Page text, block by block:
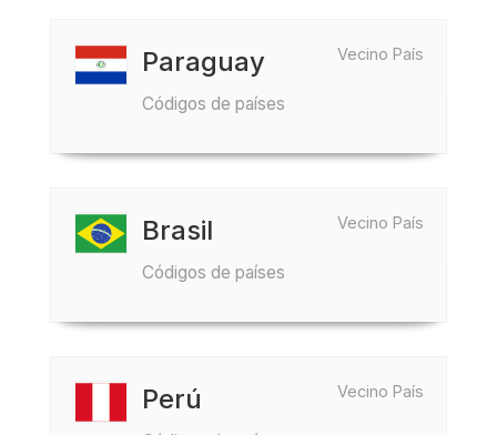
Vecino País
Paraguay
Códigos de países
Vecino País
Brasil
Códigos de países
Vecino País
Perú